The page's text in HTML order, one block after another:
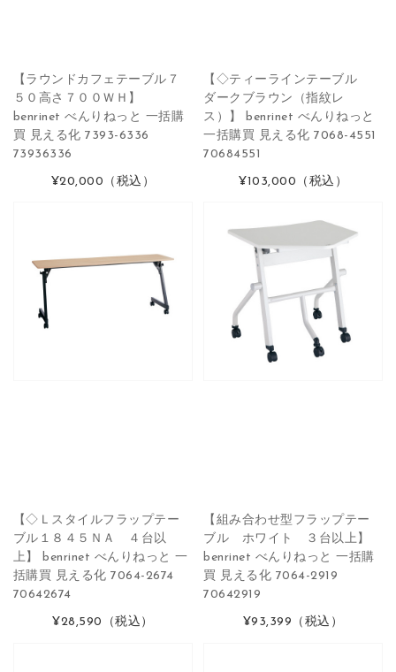
【ラウンドカフェテーブル７
５０高さ７００ＷＨ】
benrinet べんりねっと 一括購
買 見える化 7393-6336
73936336
¥20,000 （税込）
【◇ティーラインテーブル
ダークブラウン（指紋レ
ス）】 benrinet べんりねっと
一括購買 見える化 7068-4551
70684551
¥103,000 （税込）
【◇Ｌスタイルフラップテー
ブル１８４５ＮＡ ４台以
上】 benrinet べんりねっと 一
括購買 見える化 7064-2674
70642674
¥28,590 （税込）
【組み合わせ型フラップテー
ブル ホワイト ３台以上】
benrinet べんりねっと 一括購
買 見える化 7064-2919
70642919
¥93,399 （税込）